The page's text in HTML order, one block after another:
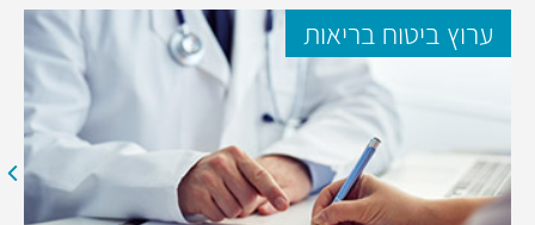
ערוץ ביטוח בריאות